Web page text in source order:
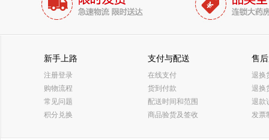
新手上路
注册登录
购物流程
常见问题
积分兑换
支付与配送
在线支付
货到付款
配送时间和范围
商品验货及签收
售
退换
退换
退款
发票